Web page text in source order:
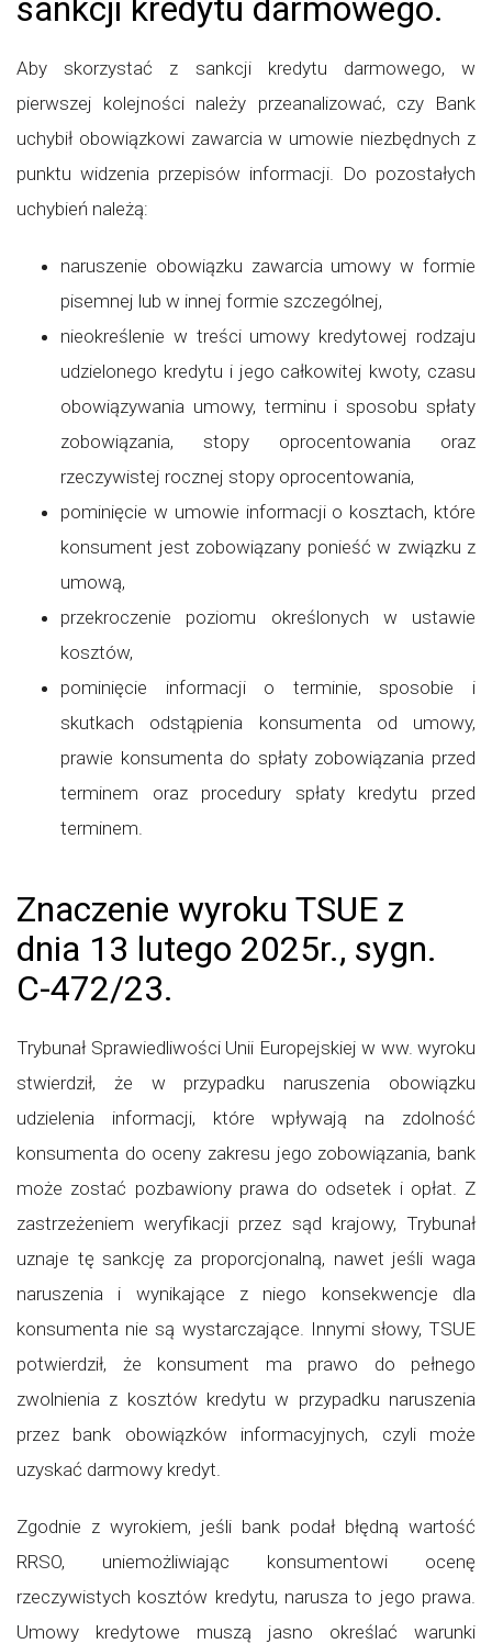
sankcji kredytu darmowego.
Aby skorzystać z sankcji kredytu darmowego, w
pierwszej kolejności należy przeanalizować, czy Bank
uchybił obowiązkowi zawarcia w umowie niezbędnych z
punktu widzenia przepisów informacji. Do pozostałych
uchybień należą:
naruszenie obowiązku zawarcia umowy w formie
pisemnej lub w innej formie szczególnej,
nieokreślenie w treści umowy kredytowej rodzaju
udzielonego kredytu i jego całkowitej kwoty, czasu
obowiązywania umowy, terminu i sposobu spłaty
zobowiązania, stopy oprocentowania oraz
rzeczywistej rocznej stopy oprocentowania,
pominięcie w umowie informacji o kosztach, które
konsument jest zobowiązany ponieść w związku z
umową,
przekroczenie poziomu określonych w ustawie
kosztów,
pominięcie informacji o terminie, sposobie i
skutkach odstąpienia konsumenta od umowy,
prawie konsumenta do spłaty zobowiązania przed
terminem oraz procedury spłaty kredytu przed
terminem.
Znaczenie wyroku TSUE z
dnia 13 lutego 2025r., sygn.
C-472/23.
Trybunał Sprawiedliwości Unii Europejskiej w ww. wyroku
stwierdził, że w przypadku naruszenia obowiązku
udzielenia informacji, które wpływają na zdolność
konsumenta do oceny zakresu jego zobowiązania, bank
może zostać pozbawiony prawa do odsetek i opłat. Z
zastrzeżeniem weryfikacji przez sąd krajowy, Trybunał
uznaje tę sankcję za proporcjonalną, nawet jeśli waga
naruszenia i wynikające z niego konsekwencje dla
konsumenta nie są wystarczające. Innymi słowy, TSUE
potwierdził, że konsument ma prawo do pełnego
zwolnienia z kosztów kredytu w przypadku naruszenia
przez bank obowiązków informacyjnych, czyli może
uzyskać darmowy kredyt.
Zgodnie z wyrokiem, jeśli bank podał błędną wartość
RRSO, uniemożliwiając konsumentowi ocenę
rzeczywistych kosztów kredytu, narusza to jego prawa.
Umowy kredytowe muszą jasno określać warunki